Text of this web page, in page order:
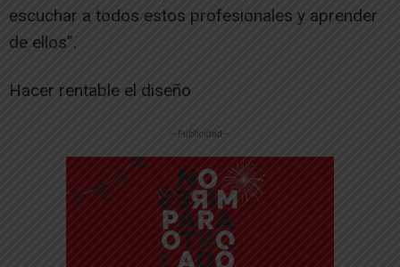
escuchar a todos estos profesionales y aprender
de ellos”.
Hacer rentable el diseño
-- Publicidad --